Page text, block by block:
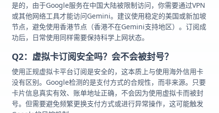
是的，由于Google服务在中国大陆被限制访问，你需要通过VPN
或其他网络工具才能访问Gemini。建议使用稳定的美国或新加坡
节点，避免使用香港节点（香港不在Gemini支持地区）。订阅成
功后，日常使用同样需要保持科学上网状态。
Q2：虚拟卡订阅安全吗？会不会被封号？
使用正规虚拟卡平台订阅是安全的，这本质上与使用海外信用卡
没有区别。Google检测的是支付方式的合规性，而非来源。只要
卡片信息真实有效、账单地址正确，不会因为使用虚拟卡而被封
号。但需要避免频繁更换支付方式或进行异常操作，这可能触发